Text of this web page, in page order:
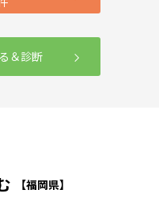
＆診断
【福岡県】